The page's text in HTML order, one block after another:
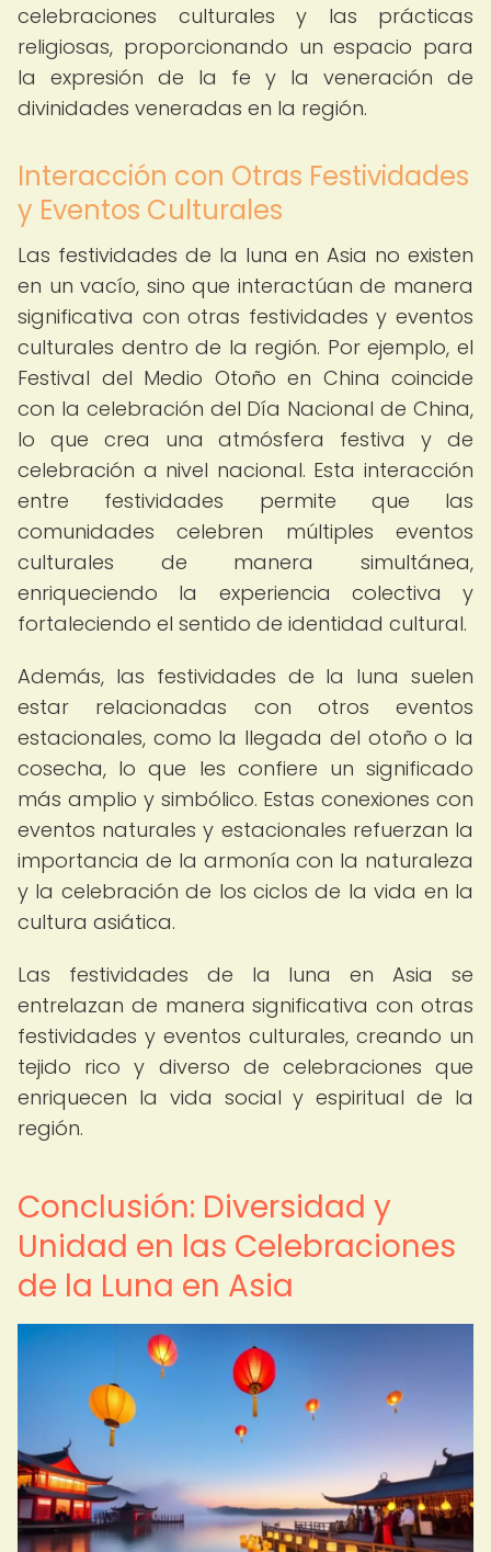
celebraciones culturales y las prácticas
religiosas, proporcionando un espacio para
la expresión de la fe y la veneración de
divinidades veneradas en la región.
Interacción con Otras Festividades
y Eventos Culturales
Las festividades de la luna en Asia no existen
en un vacío, sino que interactúan de manera
significativa con otras festividades y eventos
culturales dentro de la región. Por ejemplo, el
Festival del Medio Otoño en China coincide
con la celebración del Día Nacional de China,
lo que crea una atmósfera festiva y de
celebración a nivel nacional. Esta interacción
entre festividades permite que las
comunidades celebren múltiples eventos
culturales de manera simultánea,
enriqueciendo la experiencia colectiva y
fortaleciendo el sentido de identidad cultural.
Además, las festividades de la luna suelen
estar relacionadas con otros eventos
estacionales, como la llegada del otoño o la
cosecha, lo que les confiere un significado
más amplio y simbólico. Estas conexiones con
eventos naturales y estacionales refuerzan la
importancia de la armonía con la naturaleza
y la celebración de los ciclos de la vida en la
cultura asiática.
Las festividades de la luna en Asia se
entrelazan de manera significativa con otras
festividades y eventos culturales, creando un
tejido rico y diverso de celebraciones que
enriquecen la vida social y espiritual de la
región.
Conclusión: Diversidad y
Unidad en las Celebraciones
de la Luna en Asia